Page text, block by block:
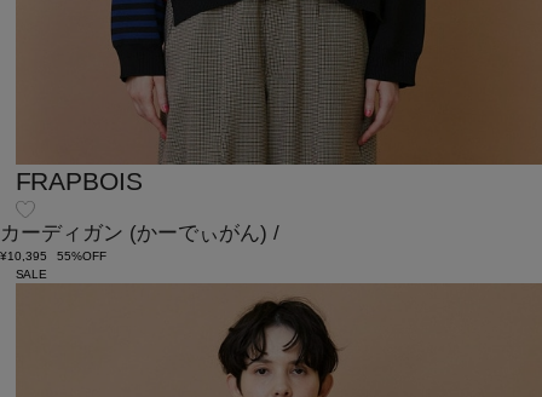
FRAPBOIS
カーディガン (かーでぃがん) /
¥10,395
55%OFF
SALE